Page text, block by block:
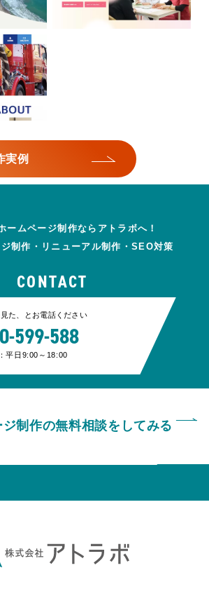
実例
ームページ制作ならアトラボへ！
制作・リニューアル制作・SEO対策
CONTACT
た、とお電話ください
599-588
平日9:00～18:00
制作の無料相談をしてみる